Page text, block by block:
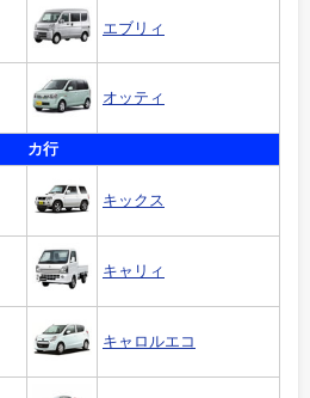
エブリィ
オッティ
カ行
キックス
キャリィ
キャロルエコ